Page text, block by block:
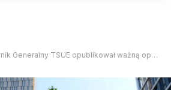
TSUE opublikował ważną opinię. Chodzi o kredyty konsumenckie – Biznes Wprost